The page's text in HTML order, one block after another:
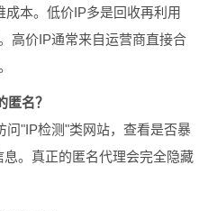
本。低价IP多是回收再利用
高价IP通常来自运营商直接合
匿名？
问"IP检测"类网站，查看是否暴
。真正的匿名代理会完全隐藏